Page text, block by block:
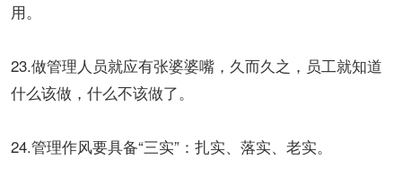
用。
23.做管理人员就应有张婆婆嘴，久而久之，员工就知道
什么该做，什么不该做了。
24.管理作风要具备“三实”：扎实、落实、老实。